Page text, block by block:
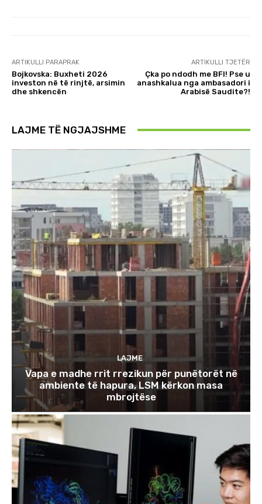
ARTIKULLI PARAPRAK
Bojkovska: Buxheti 2026
investon në të rinjtë, arsimin
dhe shkencën
ARTIKULLI TJETËR
Çka po ndodh me BFI! Pse u
anashkalua nga ambasadori i
Arabisë Saudite?!
LAJME TË NGJAJSHME
LAJME
Vapa e madhe rrit rrezikun për punëtorët në
ambiente të hapura, LSM kërkon masa
mbrojtëse